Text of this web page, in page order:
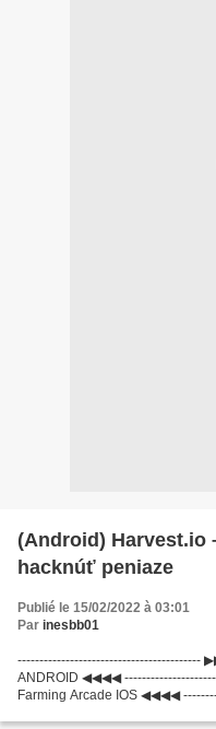
(Android) Harvest.io
hacknúť peniaze
Publié le 15/02/2022 à 03:01
Par inesbb01
------------------------------------------
ANDROID ◀◀◀◀
Farming Arcade IOS ◀◀◀◀